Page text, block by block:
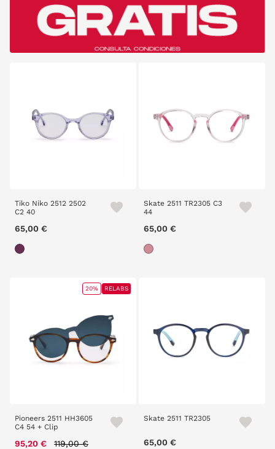
Tiko Niko 2512 2502
C2 40
65,00 €
Skate 2511 TR2305 C3
44
65,00 €
Pioneers 2511 HH3605
C4 54 + Clip
95,20 € Price reduced from
119,00 €
20% RELABS
Skate 2511 TR2305
65,00 €